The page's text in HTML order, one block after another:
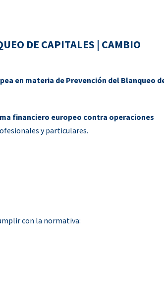
DE CAPITALES | CAMBIO
en materia de Prevención del Blanqueo
financiero europeo contra operaciones
y particulares.
con la normativa: